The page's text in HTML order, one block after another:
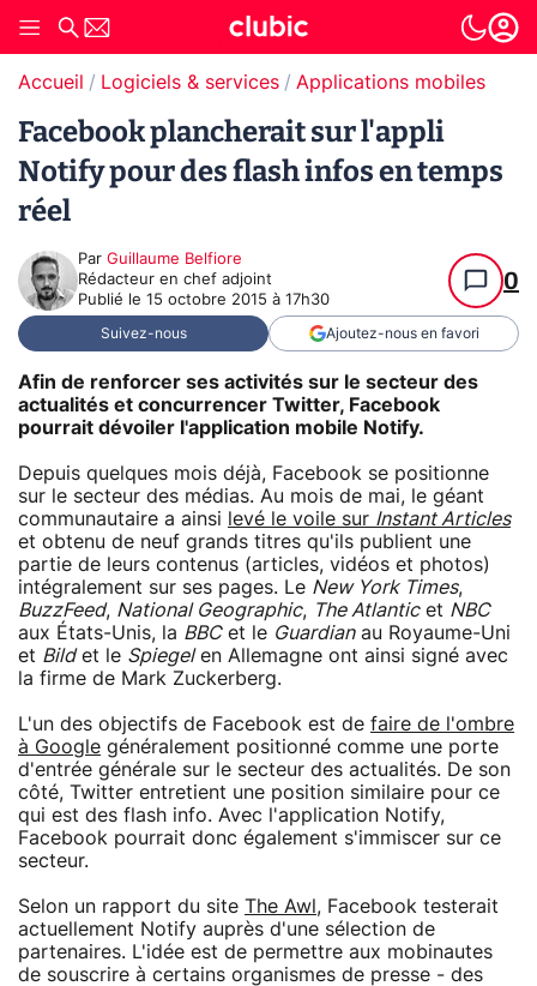
Accueil Logiciels & services Applications mobiles
Facebook plancherait sur l'appli
Notify pour des flash infos en temps
réel
Par Guillaume Belfiore
Rédacteur en chef adjoint
Publié le 15 octobre 2015 à 17h30
0
Suivez-nous Ajoutez-nous en favori
Afin de renforcer ses activités sur le secteur des
actualités et concurrencer Twitter, Facebook
pourrait dévoiler l'application mobile Notify.
Depuis quelques mois déjà, Facebook se positionne
sur le secteur des médias. Au mois de mai, le géant
communautaire a ainsi
levé le voile sur Instant Articles
et obtenu de neuf grands titres qu'ils publient une
partie de leurs contenus (articles, vidéos et photos)
intégralement sur ses pages. Le New York Times,
BuzzFeed, National Geographic, The Atlanticet NBC
aux États-Unis, la BBCet le Guardianau Royaume-Uni
et Bildet le Spiegelen Allemagne ont ainsi signé avec
la firme de Mark Zuckerberg.
L'un des objectifs de Facebook est de faire de l'ombre
à Google généralement positionné comme une porte
d'entrée générale sur le secteur des actualités. De son
côté, Twitter entretient une position similaire pour ce
qui est des flash info. Avec l'application Notify,
Facebook pourrait donc également s'immiscer sur ce
secteur.
Selon un rapport du site The Awl , Facebook testerait
actuellement Notify auprès d'une sélection de
partenaires. L'idée est de permettre aux mobinautes
de souscrire à certains organismes de presse - des